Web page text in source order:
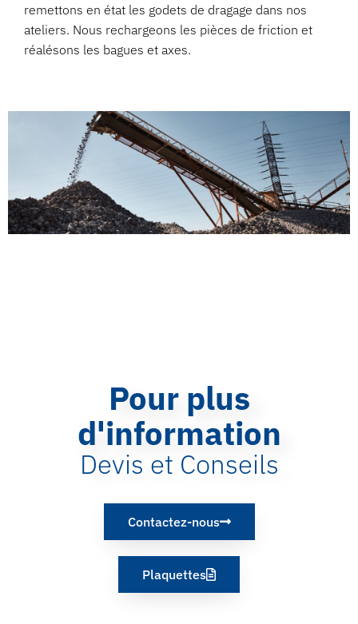
remettons en état les godets de dragage dans nos
ateliers. Nous rechargeons les pièces de friction et
réalésons les bagues et axes.
Pour plus
d'information
Devis et Conseils
Contactez-nous
Plaquettes